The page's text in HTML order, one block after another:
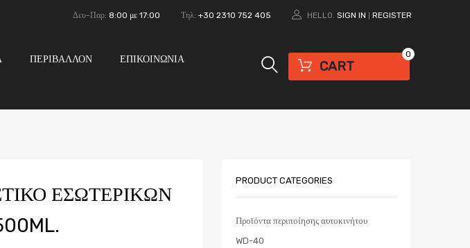
Δευ-Παρ: 8:00 με 17:00 Τηλ: +30 2310 752 405 HELLO. SIGN IN REGISTER
CART
0
ΠΕΡΙΒΑΛΛΟΝ ΕΠΙΚΟΙΝΩΝΙΑ
ΕΣΩΤΕΡΙΚΩΝ
PRODUCT CATEGORIES
Προϊόντα περιποίησης αυτοκινήτου
WD-40